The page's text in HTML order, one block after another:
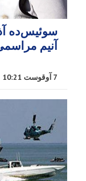
سوئیس‌ده
آنیم
7 آوقوست 10:21